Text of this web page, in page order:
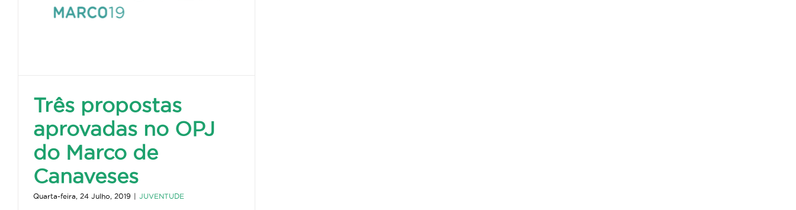
Três propostas
aprovadas no OPJ
do Marco de
Canaveses
Quarta-feira, 24 Julho, 2019 | JUVENTUDE